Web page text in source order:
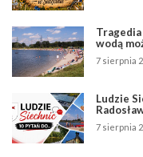
Tragedia
wodą
7 sierpnia
Ludzie
7 sierpnia